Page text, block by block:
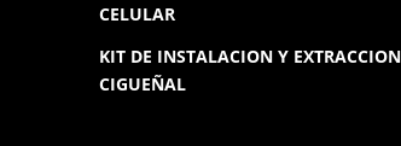
CELULAR
KIT DE INSTALACION Y
CIGUEÑAL